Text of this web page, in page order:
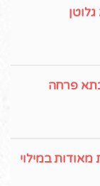
פרחה
מאודות במילוי